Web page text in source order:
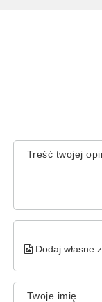
Treść twojej
Dodaj własne
Twoje imię